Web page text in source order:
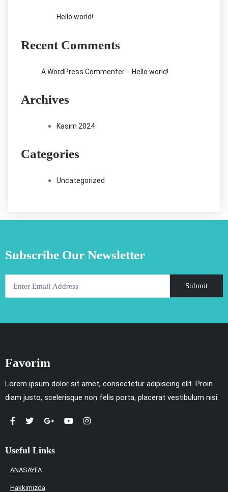
ürün
seçilebilir
Hello world!
Recent Comments
A WordPress Commenter - Hello world!
Archives
Kasım 2024
Categories
Uncategorized
Subscribe Our Newsletter
Submit
Favorim
Lorem ipsum dolor sit amet, consectetur adipiscing elit. Proin
diam justo, scelerisque non felis porta, placerat vestibulum nisi.
Useful Links
ANASAYFA
Hakkımızda